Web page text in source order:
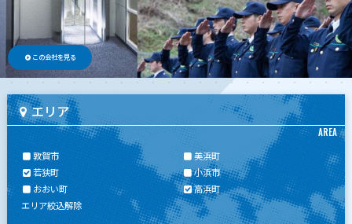
この会社を見る
エリア
AREA
敦賀市
美浜町
若狭町
小浜市
おおい町
高浜町
エリア絞込解除